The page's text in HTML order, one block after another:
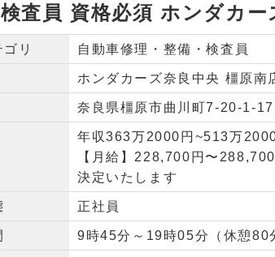
査員 資格必須 ホンダカ
リ 自動車修理・整備・検査員
ホンダカーズ奈良中央 橿原南
奈良県橿原市曲川町7-20-1-
年収363万2000円~513万
【月給】228,700円〜
決定いたします
正社員
9時45分～19時05分（休憩